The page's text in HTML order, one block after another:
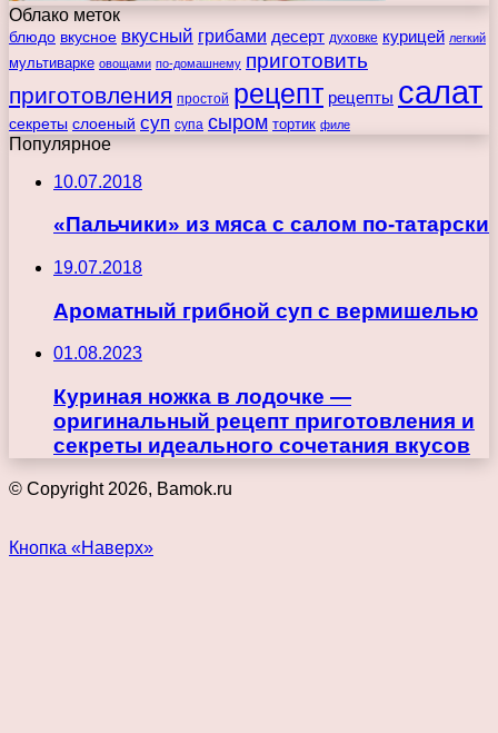
Облако меток
блюдо вкусное вкусный грибами десерт духовке курицей легкий
мультиварке овощами по-домашнему приготовить
приготовления простой рецепт рецепты салат
секреты слоеный суп супа сыром тортик филе
Популярное
10.07.2018
«Пальчики» из мяса с салом по-татарски
19.07.2018
Ароматный грибной суп с вермишелью
01.08.2023
Куриная ножка в лодочке —
оригинальный рецепт приготовления и
секреты идеального сочетания вкусов
© Copyright 2026, Bamok.ru
Кнопка «Наверх»